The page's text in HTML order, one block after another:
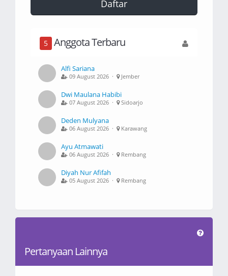
Daftar
5 Anggota Terbaru
Alfi Sariana
09 August 2026 · Jember
Dwi Maulana Habibi
07 August 2026 · Sidoarjo
Deden Mulyana
06 August 2026 · Karawang
Ayu Atmawati
06 August 2026 · Rembang
Diyah Nur Afifah
05 August 2026 · Rembang
Pertanyaan Lainnya